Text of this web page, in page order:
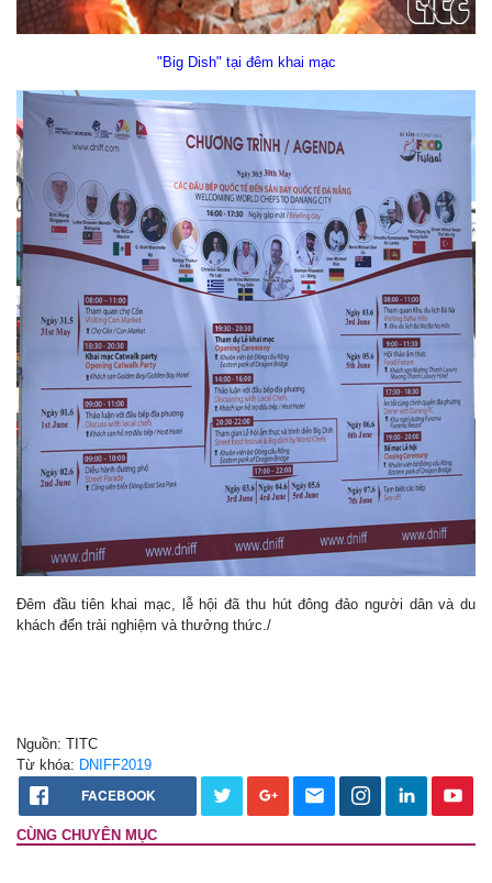
"Big Dish" tại đêm khai mạc
Đêm đầu tiên khai mạc, lễ hội đã thu hút đông đảo người dân và du
khách đến trải nghiệm và thưởng thức./
Nguồn: TITC
Từ khóa: DNIFF2019
FACEBOOK
CÙNG CHUYÊN MỤC